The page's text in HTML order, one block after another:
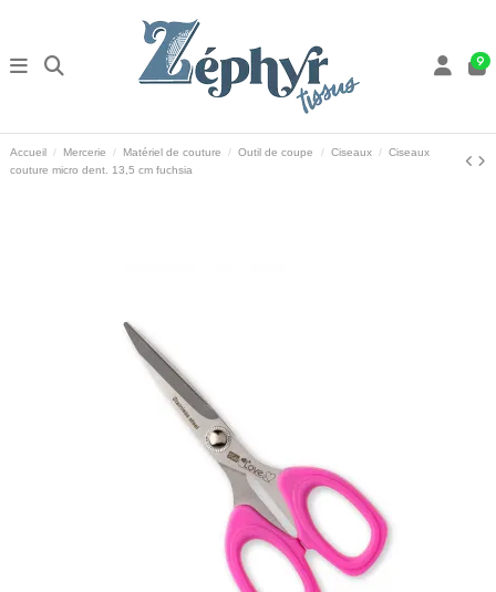
9
Accueil Mercerie Matériel de couture Outil de coupe Ciseaux
Ciseaux
couture micro dent. 13,5 cm fuchsia